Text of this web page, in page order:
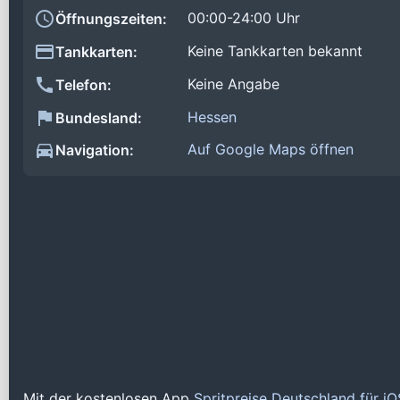
Öffnungszeiten:
00:00-24:00 Uhr
Tankkarten:
Keine Tankkarten bekannt
Telefon:
Keine Angabe
Bundesland:
Hessen
Navigation:
Auf Google Maps öffnen